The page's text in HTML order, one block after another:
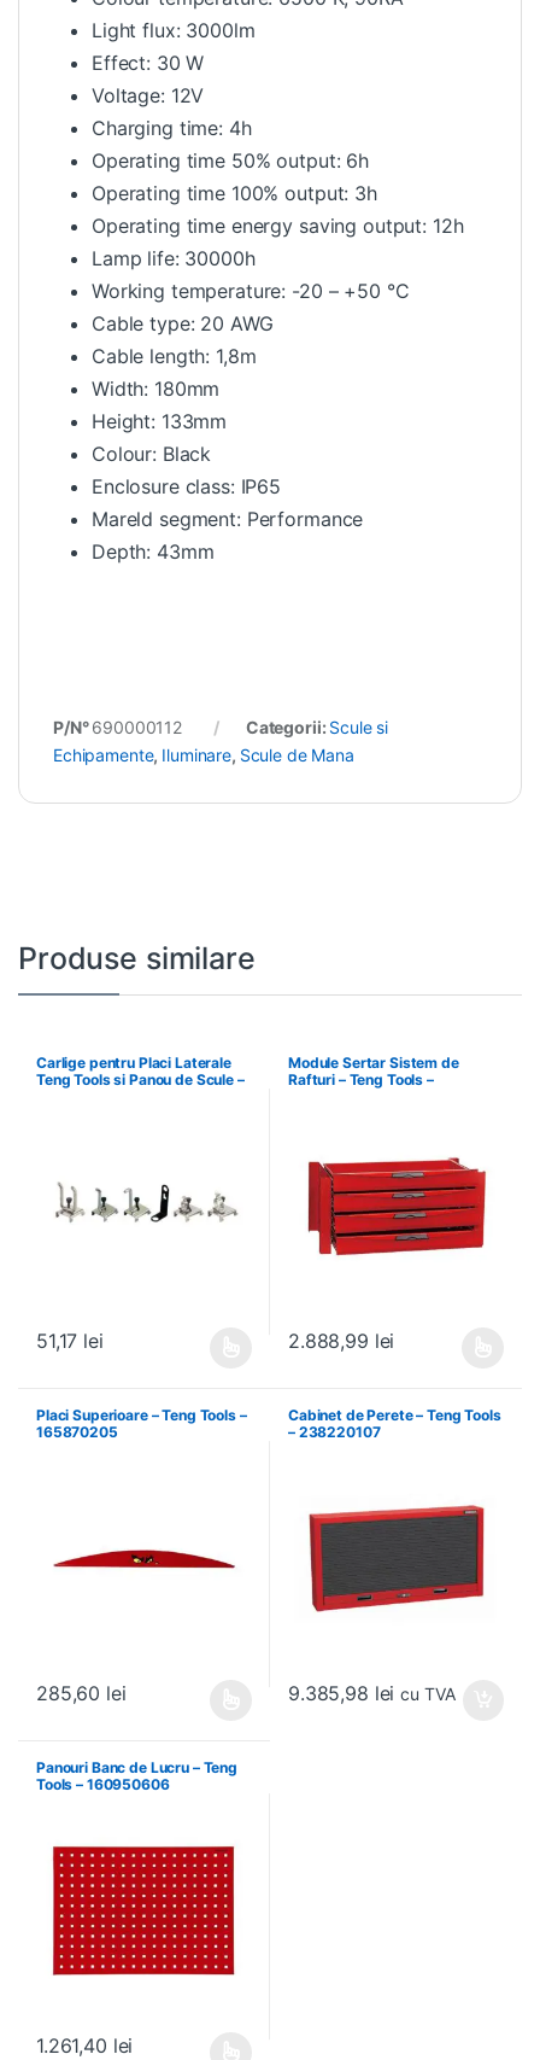
Light flux: 3000lm
Effect: 30 W
Voltage: 12V
Charging time: 4h
Operating time 50% output: 6h
Operating time 100% output: 3h
Operating time energy saving output: 12h
Lamp life: 30000h
Working temperature: -20 – +50 °C
Cable type: 20 AWG
Cable length: 1,8m
Width: 180mm
Height: 133mm
Colour: Black
Enclosure class: IP65
Mareld segment: Performance
Depth: 43mm
P/N°690000112 Categorii: Scule si
Echipamente, Iluminare, Scule de Mana
Produse similare
Carlige pentru Placi Laterale
Teng Tools si Panou de Scule –
51,17 lei
Module Sertar Sistem de
Rafturi – Teng Tools –
2.888,99 lei
Placi Superioare – Teng Tools –
165870205
285,60 lei
Cabinet de Perete – Teng Tools
– 238220107
9.385,98 lei cu TVA
Panouri Banc de Lucru – Teng
Tools – 160950606
1.261,40 lei